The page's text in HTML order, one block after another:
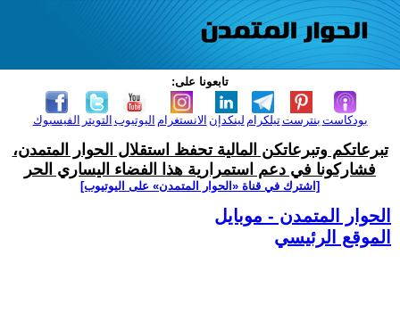
تابعونا على:
الفيسبوك التويتر اليوتيوب الانستغرام لينكدإن تيلكرامبنترست بودكاست
تبرعاتكم وتبرعاتكن المالية تحفظ استقلال الحوار المتمدن،
فشاركونا في دعم استمرارية هذا الفضاء اليساري الحر
[اشترك في قناة ‫«الحوار المتمدن» على اليوتيوب]
الحوار المتمدن - موبايل
الموقع الرئيسي